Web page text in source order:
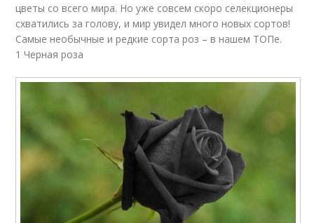
цветы со всего мира. Но уже совсем скоро селекционеры
схватились за голову, и мир увидел много новых сортов!
Самые необычные и редкие сорта роз – в нашем ТОПе.
1 Черная роза